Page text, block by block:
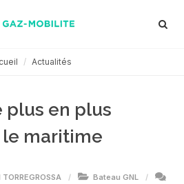
Actualités
plus en plus
le maritime
Bateau GNL